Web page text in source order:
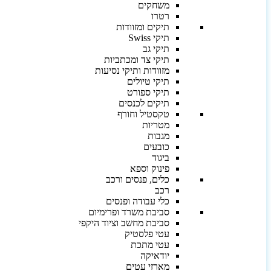
משחקים
רטרו
תיקים ומזוודות
תיקי Swiss
תיקי גב
תיקי צד ומכתביות
מזוודות ותיקי נסיעות
תיקי טיולים
תיקי ספורט
תיקים לכנסים
טקסטיל וחורף
מטריות
מגבות
כובעים
ביגוד
פינוק וספא
כלים, פנסים ורכב
רכב
כלי עבודה ופנסים
סביבת משרד ופרימיום
סביבת מחשב וציוד היקפי
עטי פלסטיק
עטי מתכת
יודאיקה
מארזי עטים